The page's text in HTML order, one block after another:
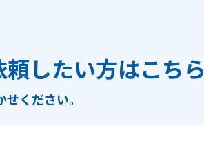
したい方はこちら
せください。